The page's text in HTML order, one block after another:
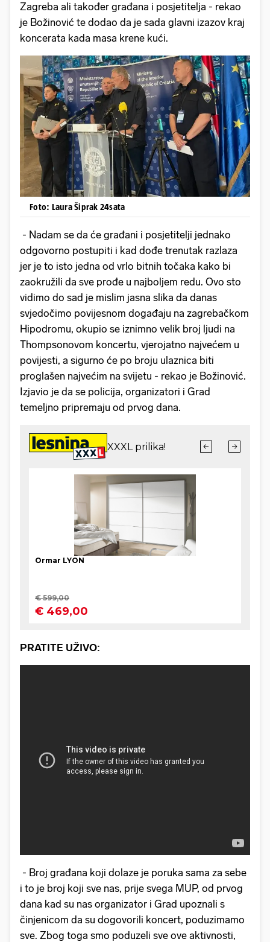
Zagreba ali također građana i posjetitelja - rekao
je Božinović te dodao da je sada glavni izazov kraj
koncerata kada masa krene kući.
Foto: Laura Šiprak 24sata
- Nadam se da će građani i posjetitelji jednako
odgovorno postupiti i kad dođe trenutak razlaza
jer je to isto jedna od vrlo bitnih točaka kako bi
zaokružili da sve prođe u najboljem redu. Ovo sto
vidimo do sad je mislim jasna slika da danas
svjedočimo povijesnom događaju na zagrebačkom
Hipodromu, okupio se iznimno velik broj ljudi na
Thompsonovom koncertu, vjerojatno najvećem u
povijesti, a sigurno će po broju ulaznica biti
proglašen najvećim na svijetu - rekao je Božinović.
Izjavio je da se policija, organizatori i Grad
temeljno pripremaju od prvog dana.
PRATITE UŽIVO:
- Broj građana koji dolaze je poruka sama za sebe
i to je broj koji sve nas, prije svega MUP, od prvog
dana kad su nas organizator i Grad upoznali s
činjenicom da su dogovorili koncert, poduzimamo
sve. Zbog toga smo poduzeli sve ove aktivnosti,